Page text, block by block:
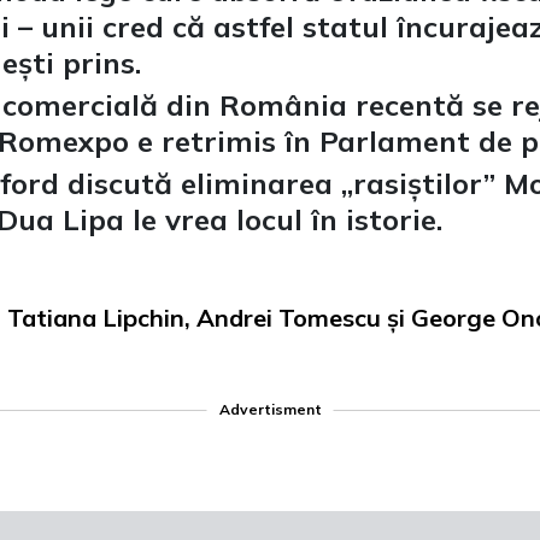
– unii cred că astfel statul
prins.
din România recentă se
e retrimis în Parlament de
discută eliminarea „rasiștilor”
Lipa le vrea locul în istorie.
Lipchin, Andrei Tomescu și George
Advertisment